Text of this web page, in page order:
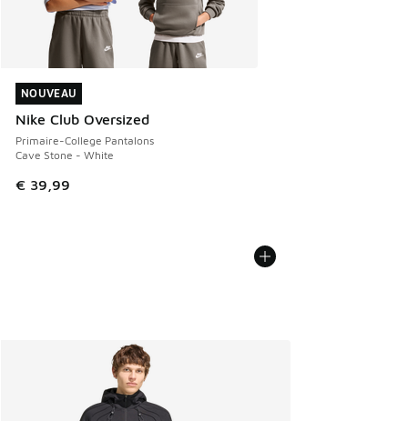
NOUVEAU
Nike Club Oversized
Primaire-College Pantalons
Cave Stone - White
€ 39,99
NOUVEAU